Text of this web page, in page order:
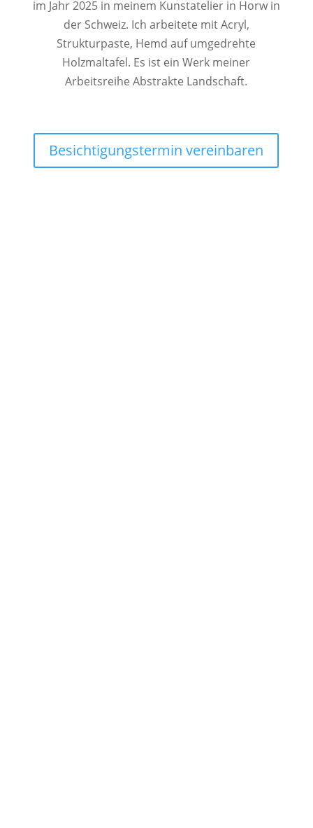
im Jahr 2025 in meinem Kunstatelier in Horw in
der Schweiz. Ich arbeitete mit Acryl,
Strukturpaste, Hemd auf umgedrehte
Holzmaltafel. Es ist ein Werk meiner
Arbeitsreihe Abstrakte Landschaft.
Besichtigungstermin vereinbaren